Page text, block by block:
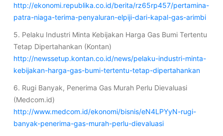
http://ekonomi.republika.co.id/berita/rz65rp457/pertamina-
patra-niaga-terima-penyaluran-elpiji-dari-kapal-gas-arimbi
5. Pelaku Industri Minta Kebijakan Harga Gas Bumi Tertentu
Tetap Dipertahankan (Kontan)
http://newssetup.kontan.co.id/news/pelaku-industri-minta-
kebijakan-harga-gas-bumi-tertentu-tetap-dipertahankan
6. Rugi Banyak, Penerima Gas Murah Perlu Dievaluasi
(Medcom.id)
http://www.medcom.id/ekonomi/bisnis/eN4LPYyN-rugi-
banyak-penerima-gas-murah-perlu-dievaluasi